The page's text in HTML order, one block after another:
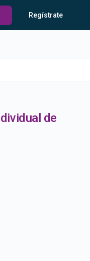
Regístrate
de